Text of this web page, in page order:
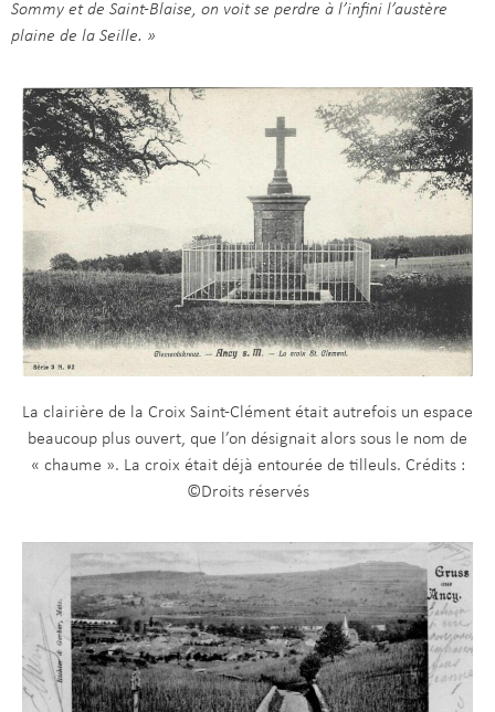
Sommy et de Saint-Blaise, on voit se perdre à l’infini l’austère
plaine de la Seille. »
La clairière de la Croix Saint-Clément était autrefois un espace
beaucoup plus ouvert, que l’on désignait alors sous le nom de
« chaume ». La croix était déjà entourée de tilleuls. Crédits :
©Droits réservés